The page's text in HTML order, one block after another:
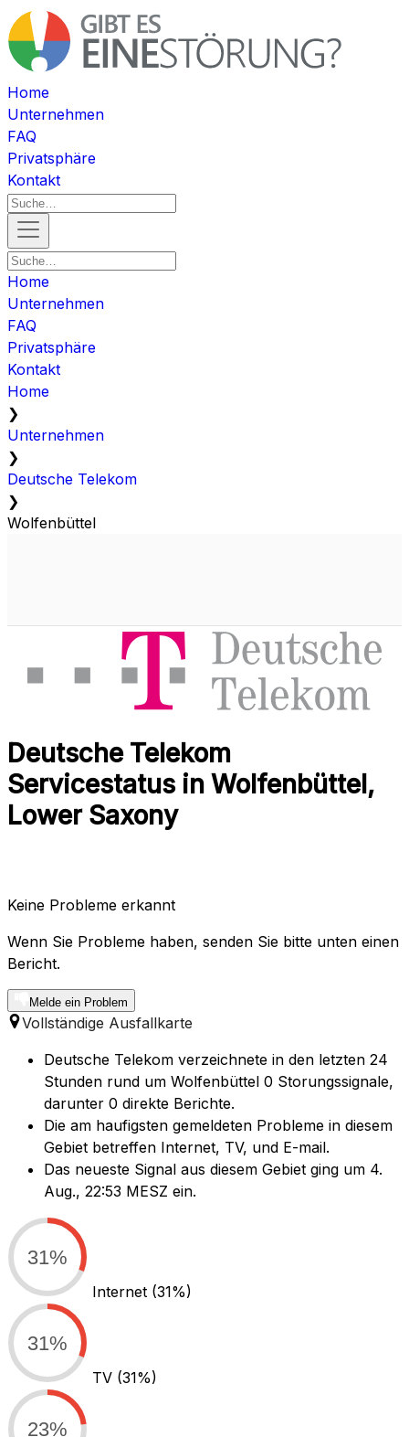
Home
Unternehmen
FAQ
Privatsphäre
Kontakt
Home
Unternehmen
FAQ
Privatsphäre
Kontakt
Home
❯
Unternehmen
❯
Deutsche Telekom
❯
Wolfenbüttel
Deutsche Telekom
Servicestatus in Wolfenbüttel,
Lower Saxony
Keine Probleme erkannt
Wenn Sie Probleme haben, senden Sie bitte unten einen
Bericht.
Melde ein Problem
Vollständige Ausfallkarte
Deutsche Telekom verzeichnete in den letzten 24
Stunden rund um Wolfenbüttel 0 Storungssignale,
darunter 0 direkte Berichte.
Die am haufigsten gemeldeten Probleme in diesem
Gebiet betreffen Internet, TV, und E-mail.
Das neueste Signal aus diesem Gebiet ging um 4.
Aug., 22:53 MESZ ein.
31%
Internet (31%)
31%
TV (31%)
23%